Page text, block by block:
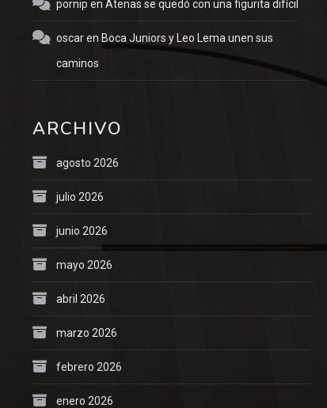
pornip en Atenas se quedó con una figurita difícil
oscaren Boca Juniors y Leo Lema unen sus
caminos
ARCHIVO
agosto 2026
julio 2026
junio 2026
mayo 2026
abril 2026
marzo 2026
febrero 2026
enero 2026